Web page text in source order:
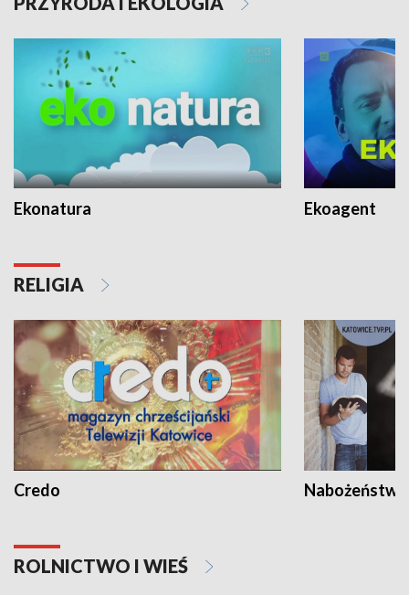
Ekonatura Ekoagent
RELIGIA
Credo
ROLNICTWO I WIEŚ